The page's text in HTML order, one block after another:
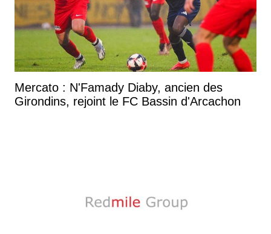
Mercato : N'Famady Diaby, ancien des
Girondins, rejoint le FC Bassin d'Arcachon